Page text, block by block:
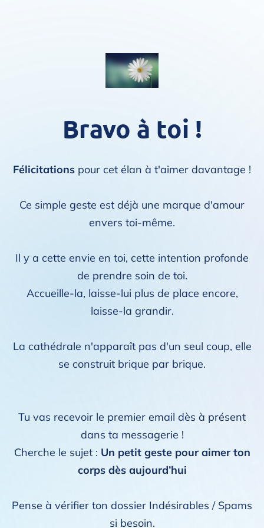
Bravo à toi !
Félicitations pour cet élan à t'aimer davantage !
Ce simple geste est déjà une marque d'amour
envers toi-même.
Il y a cette envie en toi, cette intention profonde
de prendre soin de toi.
Accueille-la, laisse-lui plus de place encore,
laisse-la grandir.
La cathédrale n'apparaît pas d'un seul coup, elle
se construit brique par brique.
Tu vas recevoir le premier email dès à présent
dans ta messagerie !
Cherche le sujet : Un petit geste pour aimer ton
corps dès aujourd’hui
Pense à vérifier ton dossier Indésirables / Spams
si besoin.